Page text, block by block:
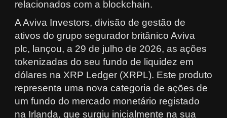
relacionados com a blockchain.
A Aviva Investors, divisão de gestão de
ativos do grupo segurador britânico Aviva
plc, lançou, a 29 de julho de 2026, as ações
tokenizadas do seu fundo de liquidez em
dólares na XRP Ledger (XRPL). Este produto
representa uma nova categoria de ações de
um fundo do mercado monetário registado
na Irlanda, que surgiu inicialmente na sua